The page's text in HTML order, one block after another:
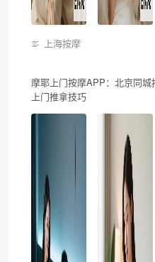
上海按摩
摩耶上门按摩APP：北京同
上门推拿技巧